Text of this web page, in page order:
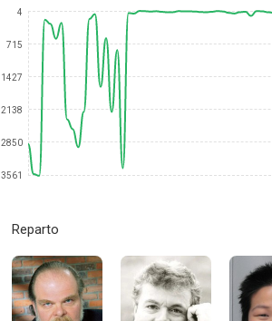
4
715
1427
2138
2850
3561
Reparto